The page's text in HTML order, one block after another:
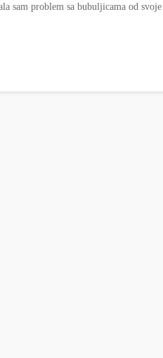
sam problem sa bubuljicama od